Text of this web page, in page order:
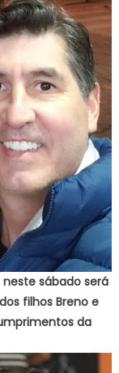
sábado será
filhos Breno e
da